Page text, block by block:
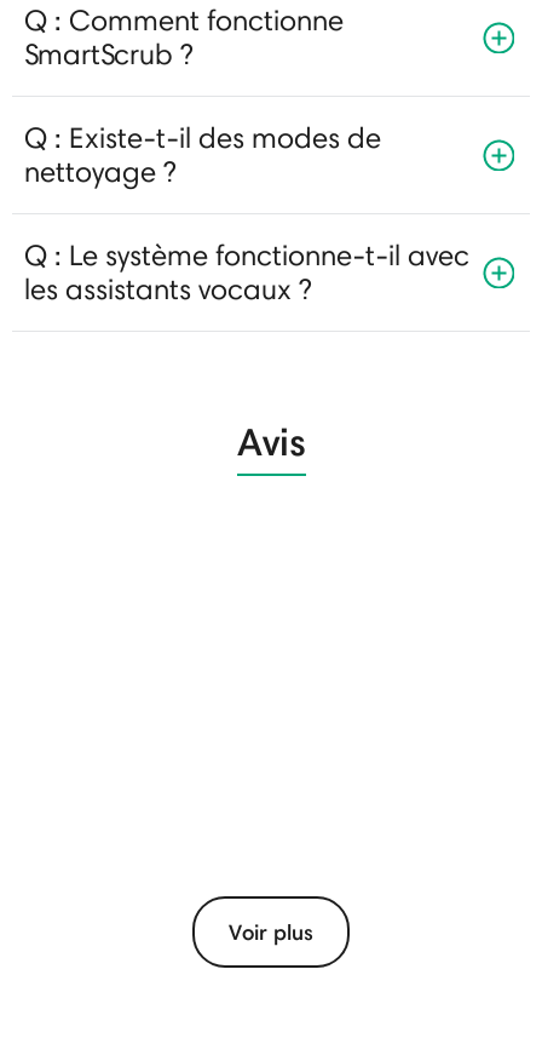
Q : Comment fonctionne
SmartScrub ?
Q : Existe-t-il des modes de
nettoyage ?
Q : Le système fonctionne-t-il avec
les assistants vocaux ?
Avis
Voir plus